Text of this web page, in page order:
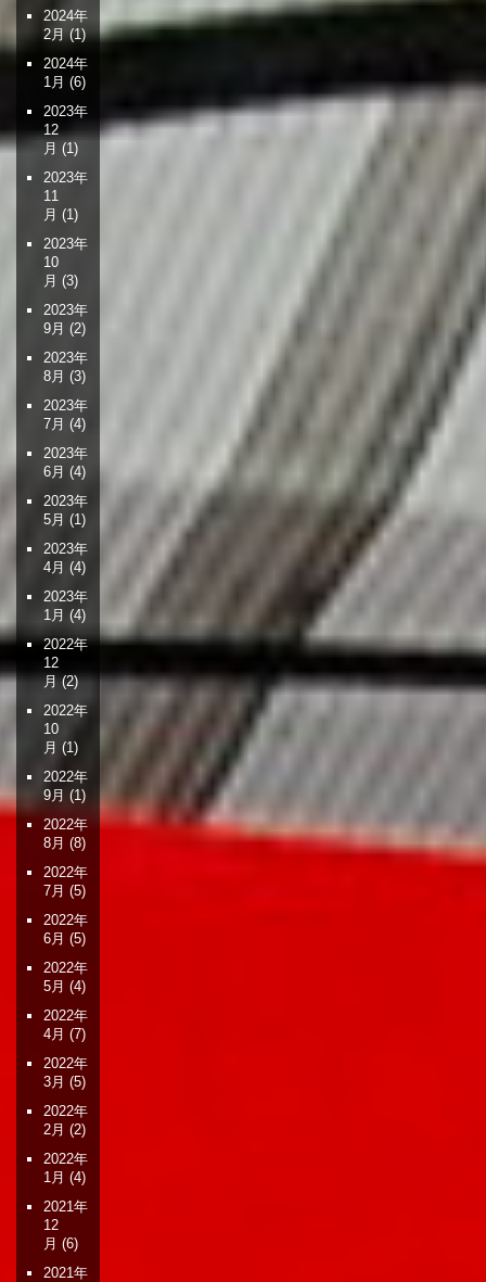
2024年
2月(1)
2024年
1月 (6)
2023年
12
月 (1)
2023年
11
月 (1)
2023年
10
月 (3)
2023年
9月 (2)
2023年
8月 (3)
2023年
7月 (4)
2023年
6月 (4)
2023年
5月 (1)
2023年
4月 (4)
2023年
1月 (4)
2022年
12
月(2)
2022年
10
月 (1)
2022年
9月 (1)
2022年
8月 (8)
2022年
7月 (5)
2022年
6月 (5)
2022年
5月 (4)
2022年
4月 (7)
2022年
3月 (5)
2022年
2月 (2)
2022年
1月 (4)
2021年
12
月 (6)
2021年